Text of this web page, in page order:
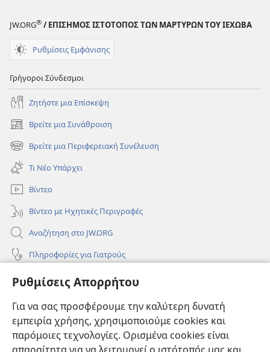
Ρυθμίσεις Απορρήτου
Για να σας προσφέρουμε την καλύτερη δυνατή
εμπειρία χρήσης, χρησιμοποιούμε cookies και
παρόμοιες τεχνολογίες. Ορισμένα cookies είναι
JW.ORG® / ΕΠΙΣΗΜΟΣ ΙΣΤΟΤΟΠΟΣ ΤΩΝ ΜΑΡΤΥΡΩΝ ΤΟΥ ΙΕΧΩΒΑ
Ρυθμίσεις Εμφάνισης
Γρήγοροι Σύνδεσμοι
Ζητήστε μια Επίσκεψη
Βρείτε μια Συνάθροιση
(ανοίγει
νέο
παράθυρο)
Βρείτε μια Περιφερειακή Συνέλευση
(ανοίγει
νέο
παράθυρο)
Τι Νέο Υπάρχει
Βίντεο
Βίντεο με Ηχητικές Περιγραφές
Αναζήτηση στο JW.ORG
Πληροφορίες για Γιατρούς
Πληροφορίες για Επίσημους Φορείς και ΜΜΕ
Συνεισφορές
(ανοίγει